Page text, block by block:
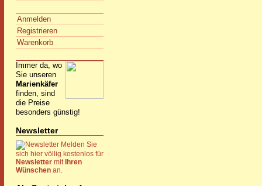
Anmelden
Registrieren
Warenkorb
Immer da, wo
Sie unseren
Marienkäfer
finden, sind
die Preise
besonders günstig!
Newsletter
Melden Sie
sich hier völlig kostenlos für
Newsletter mit Ihren
Wünschen an.